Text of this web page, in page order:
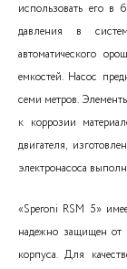
использовать его в
давления в
автоматического
емкостей. Насос
семи метров.
к коррозии
двигателя,
электронасоса
«Speroni RSM 5»
надежно защищен от
корпуса. Для